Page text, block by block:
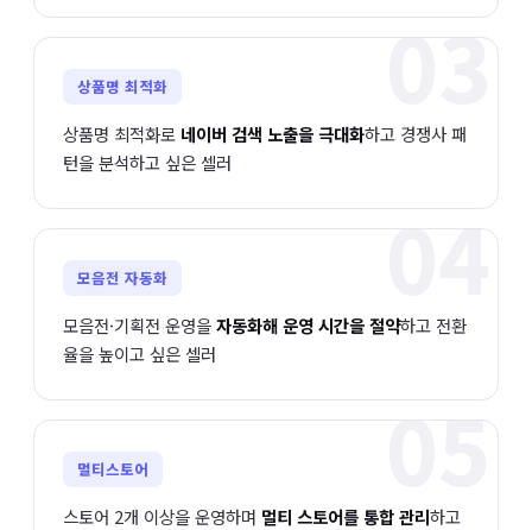
03
상품명 최적화
상품명 최적화로 네이버 검색 노출을 극대화하고 경쟁사 패
턴을 분석하고 싶은 셀러
04
모음전 자동화
모음전·기획전 운영을자동화해 운영 시간을 절약하고 전환
율을 높이고 싶은 셀러
05
멀티스토어
스토어 2개 이상을 운영하며 멀티 스토어를 통합 관리하고